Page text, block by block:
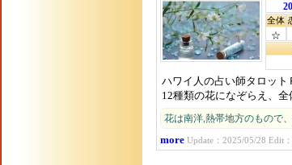
全体
☆
ハワイ人の占い師タロット
12種類の花になぞらえ、全
花は南洋,熱帯地方のもので
more Update：2025/05/28 Edit